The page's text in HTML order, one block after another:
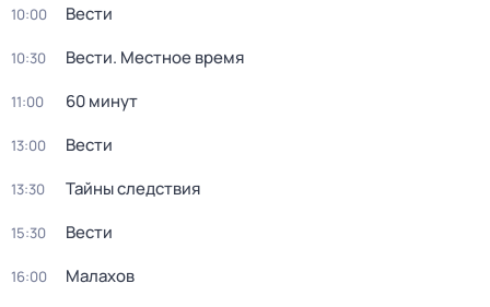
10:00 Вести
10:30 Вести. Местное время
11:00 60 минут
13:00 Вести
13:30 Тайны следствия
15:30 Вести
16:00 Малахов